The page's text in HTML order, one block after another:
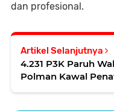
dan profesional.
Artikel Selanjutnya
4.231 P3K Paruh
Polman Kawal